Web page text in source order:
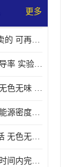
更多
北辰区氢气哪里有卖的 可再生 实验室应用
大港氢气销售 高热导率 实验室应用
北辰氢气厂家电话 无色无味 凝点为-259
汉沽氢气厂家电话 能源密度高 储存和传输便利
东丽氢气供应站电话 无色无味 储存和传输便利
宝坻氩气充气站 短时间内完成 人员经过培训